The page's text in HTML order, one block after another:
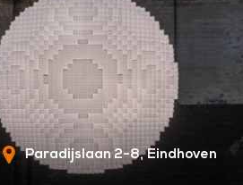
Paradijslaan 2-8 Eindhoven